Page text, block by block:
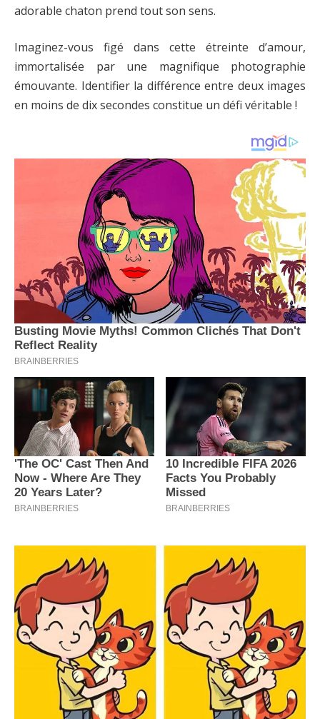
adorable chaton prend tout son sens.
Imaginez-vous figé dans cette étreinte d’amour,
immortalisée par une magnifique photographie
émouvante. Identifier la différence entre deux images
en moins de dix secondes constitue un défi véritable !